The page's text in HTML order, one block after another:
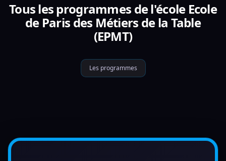
Tous les programmes de l'école Ecole
de Paris des Métiers de la Table
(EPMT)
Les programmes